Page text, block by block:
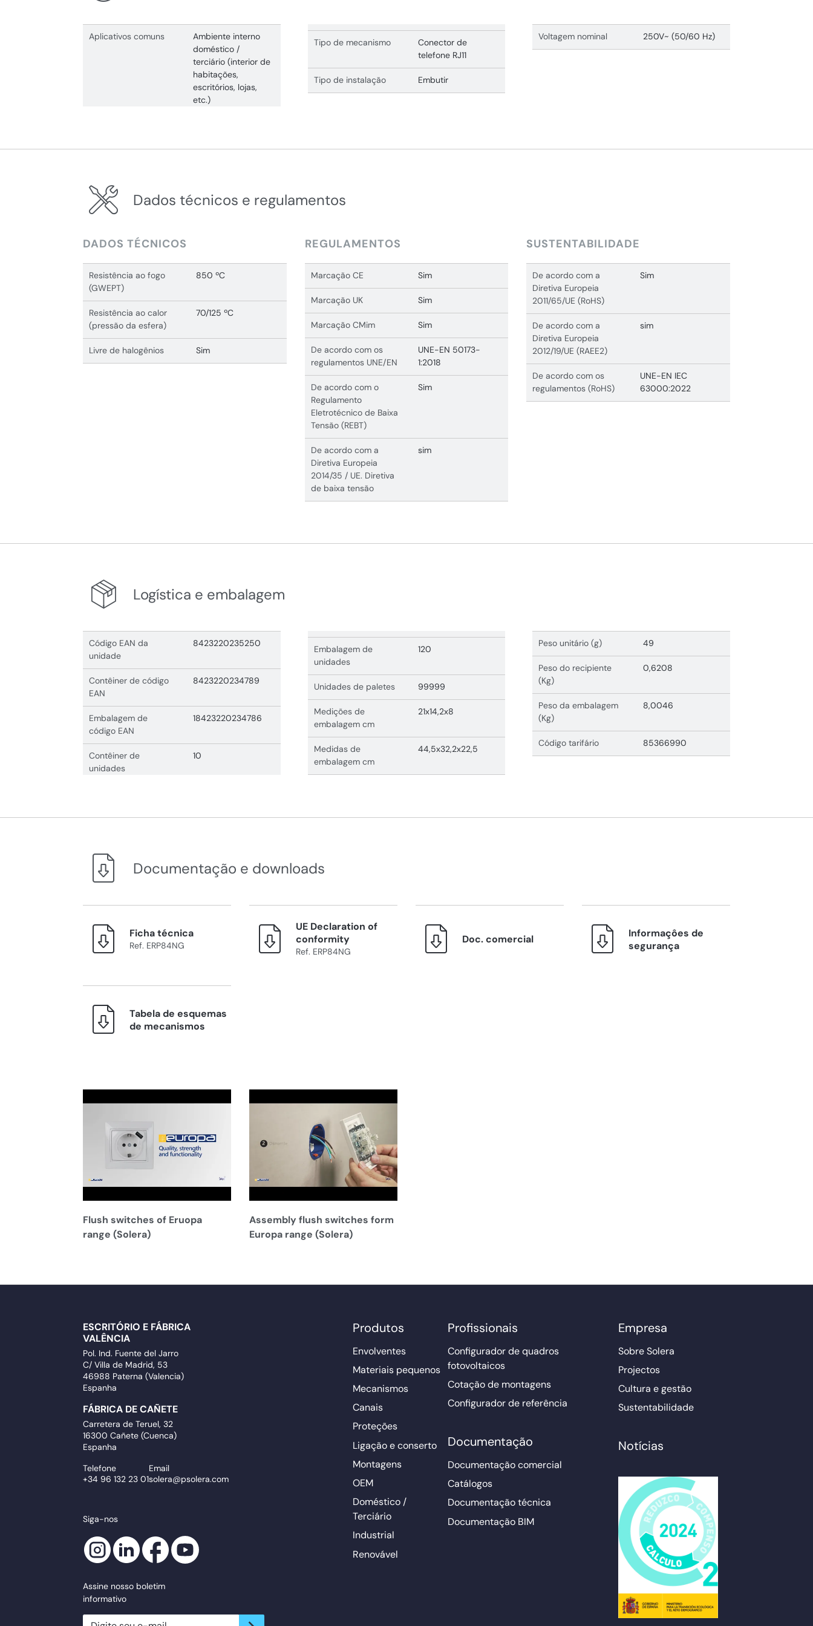
Aplicativos comuns
Ambiente interno
doméstico /
terciário (interior de
habitações,
escritórios, lojas,
etc.)
Tipo de mecanismo
Conector de
telefone RJ11
Tipo de instalação Embutir
Voltagem nominal 250V~ (50/60 Hz)
Dados técnicos e regulamentos
DADOS TÉCNICOS
Resistência ao fogo
(GWEPT)
850 ºC
Resistência ao calor
(pressão da esfera)
70/125 ºC
Livre de halogênios Sim
REGULAMENTOS
Marcação CE Sim
Marcação UK Sim
Marcação CMim Sim
De acordo com os
regulamentos UNE/EN
UNE-EN 50173-
1:2018
De acordo com o
Regulamento
Eletrotécnico de Baixa
Tensão (REBT)
Sim
De acordo com a
Diretiva Europeia
2014/35 / UE. Diretiva
de baixa tensão
sim
SUSTENTABILIDADE
De acordo com a
Diretiva Europeia
2011/65/UE (RoHS)
Sim
De acordo com a
Diretiva Europeia
2012/19/UE (RAEE2)
sim
De acordo com os
regulamentos (RoHS)
UNE-EN IEC
63000:2022
Logística e embalagem
Código EAN da
unidade
8423220235250
Contêiner de código
EAN
8423220234789
Embalagem de
código EAN
18423220234786
Contêiner de
unidades
10
Embalagem de
unidades
120
Unidades de paletes 99999
Medições de
embalagem cm
21x14,2x8
Medidas de
embalagem cm
44,5x32,2x22,5
Peso unitário (g) 49
Peso do recipiente
(Kg)
0,6208
Peso da embalagem
(Kg)
8,0046
Código tarifário 85366990
Documentação e downloads
Ficha técnica
Ref. ERP84NG
UE Declaration of
conformity
Ref. ERP84NG
Doc. comercial
Informaçôes de
segurança
Tabela de esquemas
de mecanismos
Flush switches of Eruopa
range (Solera)
Assembly flush switches form
Europa range (Solera)
ESCRITÓRIO E FÁBRICA
VALÊNCIA
Pol. Ind. Fuente del Jarro
C/ Villa de Madrid, 53
46988 Paterna (Valencia)
Espanha
FÁBRICA DE CAÑETE
Carretera de Teruel, 32
16300 Cañete (Cuenca)
Espanha
Telefone
+34 96 132 23 01
Email
solera@psolera.com
Siga-nos
Assine nosso boletim
informativo
newsletter.suscribe
Produtos
Envolventes
Materiais pequenos
Mecanismos
Canais
Proteções
Ligação e conserto
Montagens
OEM
Doméstico /
Terciário
Industrial
Renovável
Profissionais
Configurador de quadros
fotovoltaicos
Cotação de montagens
Configurador de referência
Documentação
Documentação comercial
Catálogos
Documentação técnica
Documentação BIM
Empresa
Sobre Solera
Projectos
Cultura e gestão
Sustentabilidade
Notícias